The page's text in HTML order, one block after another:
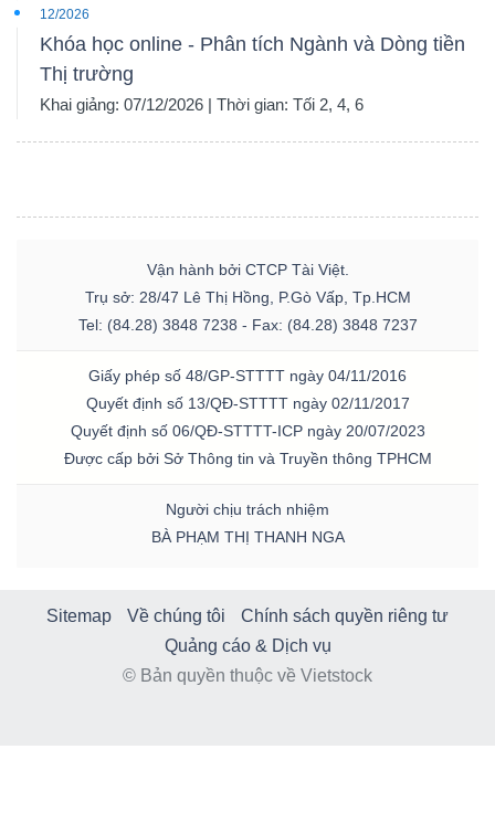
12/2026
Khóa học online - Phân tích Ngành và Dòng tiền
Thị trường
Khai giảng: 07/12/2026 | Thời gian: Tối 2, 4, 6
Vận hành bởi CTCP Tài Việt.
Trụ sở: 28/47 Lê Thị Hồng, P.Gò Vấp, Tp.HCM
Tel: (84.28) 3848 7238 - Fax: (84.28) 3848 7237
Giấy phép số 48/GP-STTTT ngày 04/11/2016
Quyết định số 13/QĐ-STTTT ngày 02/11/2017
Quyết định số 06/QĐ-STTTT-ICP ngày 20/07/2023
Được cấp bởi Sở Thông tin và Truyền thông TPHCM
Người chịu trách nhiệm
BÀ PHẠM THỊ THANH NGA
Sitemap Về chúng tôi
Chính sách quyền riêng tư
Quảng cáo & Dịch vụ
© Bản quyền thuộc về Vietstock